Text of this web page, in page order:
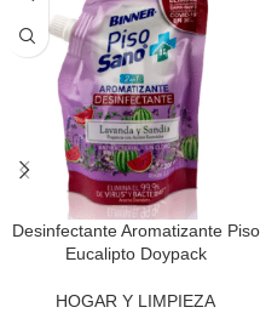
Desinfectante Aromatizante Piso
Eucalipto Doypack
HOGAR Y LIMPIEZA